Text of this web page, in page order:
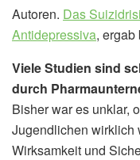
Autoren. Das
Antidepressiva, ergab
Viele Studien sind
durch
Bisher war es unklar,
Jugendlichen wirklich
Wirksamkeit und